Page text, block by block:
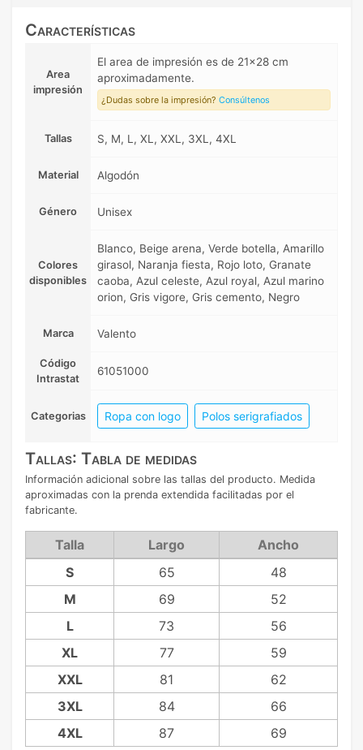
Características
Area
impresión
El area de impresión es de 21x28 cm
aproximadamente.
¿Dudas sobre la impresión? Consúltenos
Tallas S, M, L, XL, XXL, 3XL, 4XL
Material Algodón
Género Unisex
Colores
disponibles
Blanco, Beige arena, Verde botella, Amarillo
girasol, Naranja fiesta, Rojo loto, Granate
caoba, Azul celeste, Azul royal, Azul marino
orion, Gris vigore, Gris cemento, Negro
Marca Valento
Código
Intrastat
61051000
Categorias Ropa con logo Polos serigrafiados
Tallas: Tabla de medidas
Información adicional sobre las tallas del producto. Medida
aproximadas con la prenda extendida facilitadas por el
fabricante.
Talla Largo
Ancho
S
65
48
M
69
52
L
73
56
XL
77
59
XXL
81
62
3XL
84
66
4XL
87 69